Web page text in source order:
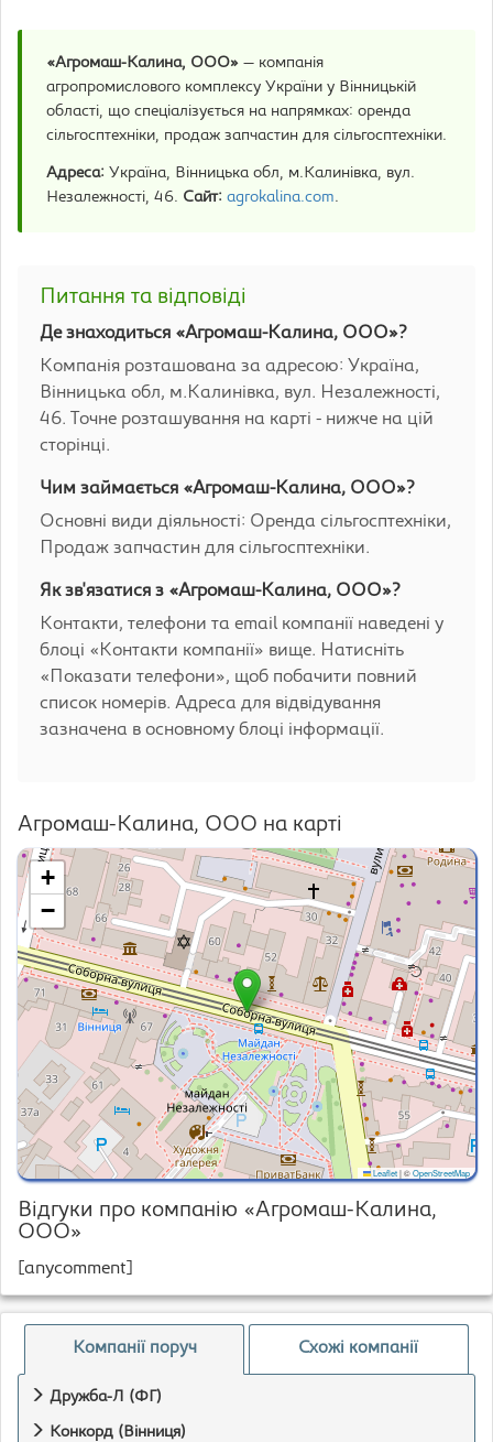
«Агромаш-Калина, ООО» — компанія
агропромислового комплексу України у Вінницькій
області, що спеціалізується на напрямках: оренда
сільгосптехніки, продаж запчастин для сільгосптехніки.
Адреса: Україна, Вінницька обл, м.Калинівка, вул.
Незалежності, 46. Сайт: agrokalina.com.
Питання та відповіді
Де знаходиться «Агромаш-Калина, ООО»?
Компанія розташована за адресою: Україна,
Вінницька обл, м.Калинівка, вул. Незалежності,
46. Точне розташування на карті - нижче на цій
сторінці.
Чим займається «Агромаш-Калина, ООО»?
Основні види діяльності: Оренда сільгосптехніки,
Продаж запчастин для сільгосптехніки.
Як зв'язатися з «Агромаш-Калина, ООО»?
Контакти, телефони та email компанії наведені у
блоці «Контакти компанії» вище. Натисніть
«Показати телефони», щоб побачити повний
список номерів. Адреса для відвідування
зазначена в основному блоці інформації.
Агромаш-Калина, ООО на карті
+
−
Leaflet|©OpenStreetMap
Відгуки про компанію «Агромаш-Калина,
ООО»
[anycomment]
Компанії поруч Схожі компанії
Дружба-Л (ФГ)
Конкорд (Вінниця)